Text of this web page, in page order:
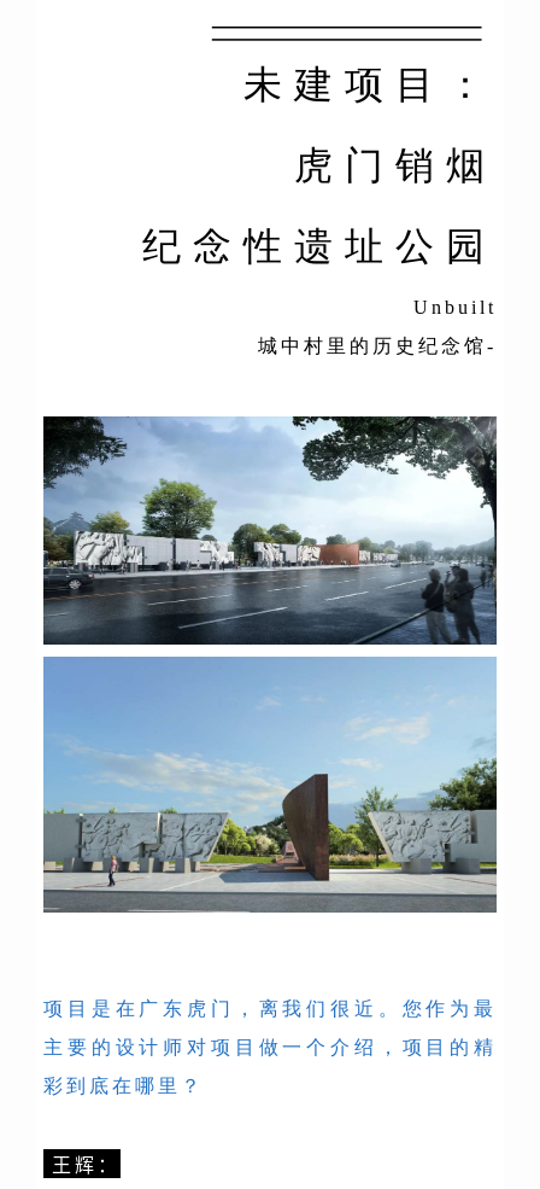
未建项目：
虎门销烟
纪念性遗址公园
Unbuilt
城中村里的历史纪念馆-
项目是在广东虎门，离我们很近。您作为最
主要的设计师对项目做一个介绍，项目的精
彩到底在哪里？
王辉：